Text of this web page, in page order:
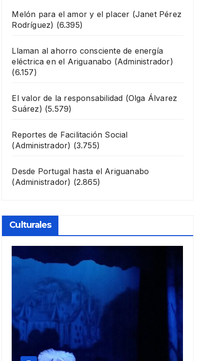
Melón para el amor y el placer (Janet Pérez
Rodríguez) (6.395)
Llaman al ahorro consciente de energía
eléctrica en el Ariguanabo (Administrador)
(6.157)
El valor de la responsabilidad (Olga Álvarez
Suárez) (5.579)
Reportes de Facilitación Social
(Administrador) (3.755)
Desde Portugal hasta el Ariguanabo
(Administrador) (2.865)
Culturales